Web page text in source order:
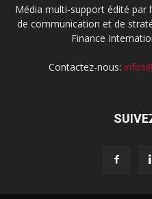
Média multi-support édité par
de communication et de
Finance
Contactez-nous: